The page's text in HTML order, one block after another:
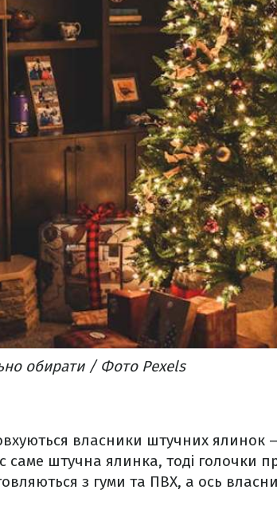
обирати / Фото Pexels
власники штучних ялинок
саме штучна ялинка, тоді голочки
з гуми та ПВХ, а ось